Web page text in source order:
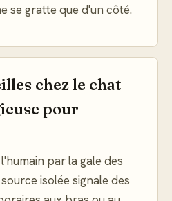
se gratte que d'un côté.
chez le chat
pour
par la gale des
isolée signale des